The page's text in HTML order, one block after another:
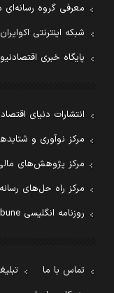
معرفی گروه رسانه‌ای
شبکه اینترنتی اکوایران
پایگاه خبری
انتشارات دنیای اقتصاد
مرکز نوآوری و
مرکز پژوهش‌های
مرکز راه حل‌های
روزنامه انگلیسی Financial Tribune
تماس با ما